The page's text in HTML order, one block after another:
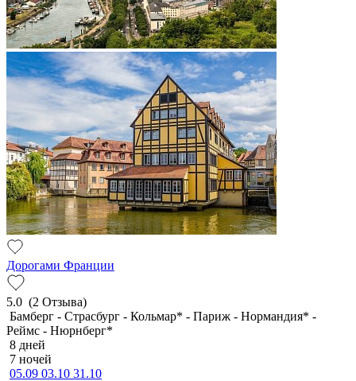
Дорогами Франции
5.0 (2 Отзыва)
Бамберг - Страсбург - Кольмар* - Париж - Нормандия* -
Реймс - Нюрнберг*
8 дней
7 ночей
05.09 03.10 31.10